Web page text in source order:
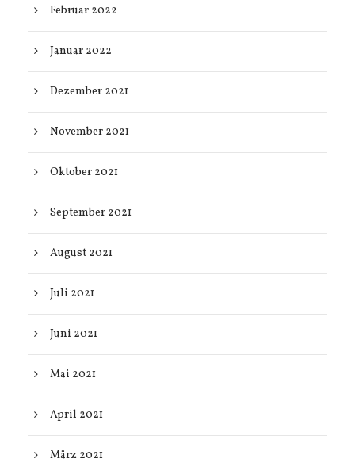
Februar 2022
Januar 2022
Dezember 2021
November 2021
Oktober 2021
September 2021
August 2021
Juli 2021
Juni 2021
Mai 2021
April 2021
März 2021